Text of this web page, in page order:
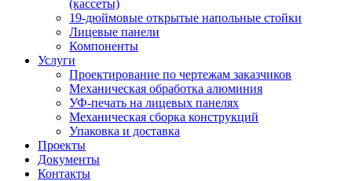
(кассеты)
19-дюймовые открытые напольные стойки
Лицевые панели
Компоненты
Услуги
Проектирование по чертежам заказчиков
Механическая обработка алюминия
УФ-печать на лицевых панелях
Механическая сборка конструкций
Упаковка и доставка
Проекты
Документы
Контакты